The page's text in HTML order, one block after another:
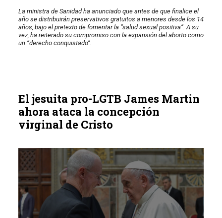
La ministra de Sanidad ha anunciado que antes de que finalice el
año se distribuirán preservativos gratuitos a menores desde los 14
años, bajo el pretexto de fomentar la “salud sexual positiva”. A su
vez, ha reiterado su compromiso con la expansión del aborto como
un “derecho conquistado”.
El jesuita pro-LGTB James Martin
ahora ataca la concepción
virginal de Cristo